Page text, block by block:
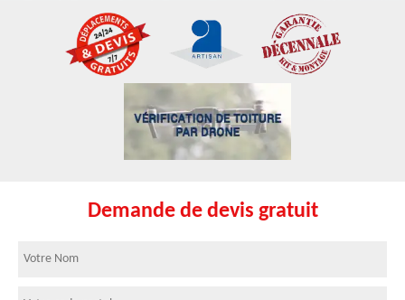
Demande de devis gratuit